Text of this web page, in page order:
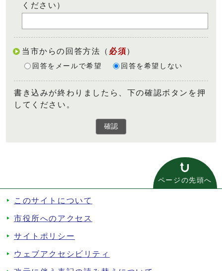
ください）
当市からの回答方法 （ 必須）
回答をメールで希望 回答を希望しない
書き込みが終わりましたら、下の確認ボタンを押
してください。
確認
ページの先頭へ
このサイトについて
市役所へのアクセス
サイトポリシー
ウェブアクセシビリティ